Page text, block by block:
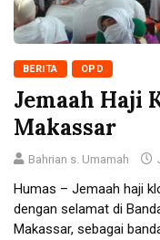
BERITA OPD
Jemaah Haji
Makassar
Bahrian s. Umamah
Humas – Jemaah haji
dengan selamat di
Makassar, sebagai